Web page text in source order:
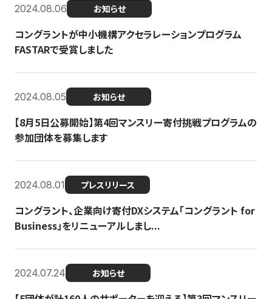
2024.08.06 お知らせ
コングラントが中小機構アクセラレーションプログラム
FASTARで受賞しました
2024.08.05 お知らせ
【8月5日公募開始】第4回マンスリー寄付挑戦プログラムの
参加団体を募集します
2024.08.01 プレスリリース
コングラント、企業向け寄付DXシステム「コングラント for
Business」をリニューアルしまし...
2024.07.24 お知らせ